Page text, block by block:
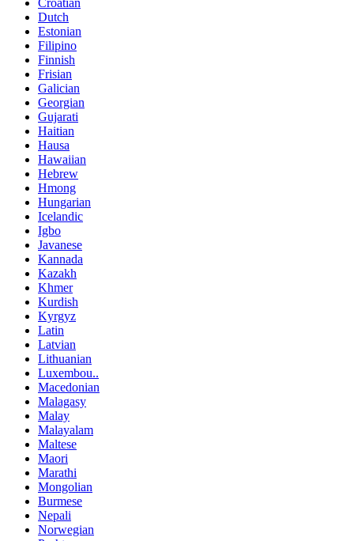
Dutch
Estonian
Filipino
Finnish
Frisian
Galician
Georgian
Gujarati
Haitian
Hausa
Hawaiian
Hebrew
Hmong
Hungarian
Icelandic
Igbo
Javanese
Kannada
Kazakh
Khmer
Kurdish
Kyrgyz
Latin
Latvian
Lithuanian
Luxembou..
Macedonian
Malagasy
Malay
Malayalam
Maltese
Maori
Marathi
Mongolian
Burmese
Nepali
Norwegian